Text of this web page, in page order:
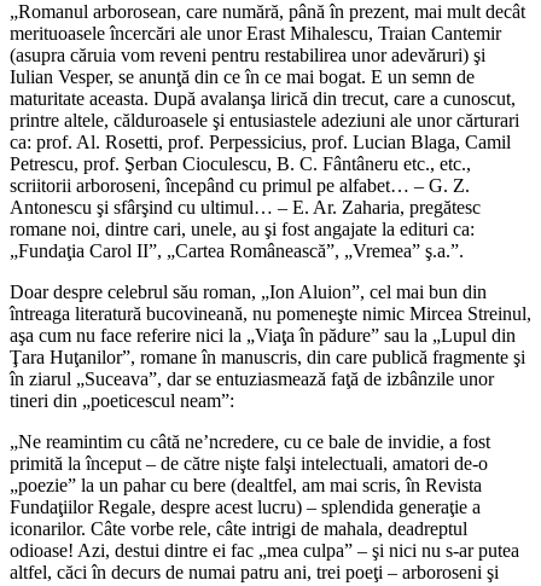
„Romanul arborosean, care numără, până în prezent, mai mult decât
merituoasele încercări ale unor Erast Mihalescu, Traian Cantemir
(asupra căruia vom reveni pentru restabilirea unor adevăruri) şi
Iulian Vesper, se anunţă din ce în ce mai bogat. E un semn de
maturitate aceasta. După avalanşa lirică din trecut, care a cunoscut,
printre altele, călduroasele şi entusiastele adeziuni ale unor cărturari
ca: prof. Al. Rosetti, prof. Perpessicius, prof. Lucian Blaga, Camil
Petrescu, prof. Şerban Cioculescu, B. C. Fântâneru etc., etc.,
scriitorii arboroseni, începând cu primul pe alfabet… – G. Z.
Antonescu şi sfârşind cu ultimul… – E. Ar. Zaharia, pregătesc
romane noi, dintre cari, unele, au şi fost angajate la edituri ca:
„Fundaţia Carol II”, „Cartea Românească”, „Vremea” ş.a.”.
Doar despre celebrul său roman, „Ion Aluion”, cel mai bun din
întreaga literatură bucovineană, nu pomeneşte nimic Mircea Streinul,
aşa cum nu face referire nici la „Viaţa în pădure” sau la „Lupul din
Ţara Huţanilor”, romane în manuscris, din care publică fragmente şi
în ziarul „Suceava”, dar se entuziasmează faţă de izbânzile unor
tineri din „poeticescul neam”:
„Ne reamintim cu câtă ne’ncredere, cu ce bale de invidie, a fost
primită la început – de către nişte falşi intelectuali, amatori de-o
„poezie” la un pahar cu bere (dealtfel, am mai scris, în Revista
Fundaţiilor Regale, despre acest lucru) – splendida generaţie a
iconarilor. Câte vorbe rele, câte intrigi de mahala, deadreptul
odioase! Azi, destui dintre ei fac „mea culpa” – şi nici nu s-ar putea
altfel, căci în decurs de numai patru ani, trei poeţi – arboroseni şi